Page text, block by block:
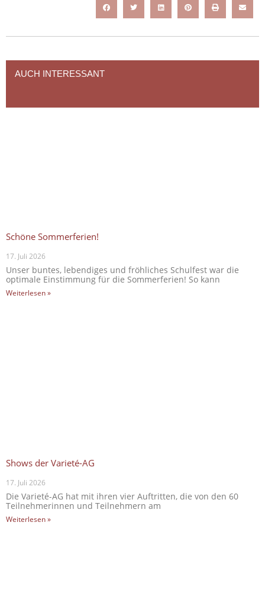
AUCH INTERESSANT
Schöne Sommerferien!
17. Juli 2026
Unser buntes, lebendiges und fröhliches Schulfest war die
optimale Einstimmung für die Sommerferien! So kann
Weiterlesen »
Shows der Varieté-AG
17. Juli 2026
Die Varieté-AG hat mit ihren vier Auftritten, die von den 60
Teilnehmerinnen und Teilnehmern am
Weiterlesen »